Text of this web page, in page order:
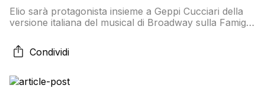
Elio sarà protagonista insieme a Geppi Cucciari della
versione italiana del musical di Broadway sulla Famiglia
(Teatro della Luna), per fare tappa – tra gennaio e
marzo 2015 – nelle città di Bologna (Teatro
(Auditorium Conciliazione), Firenze (Teatro Verdi). La
Condividi